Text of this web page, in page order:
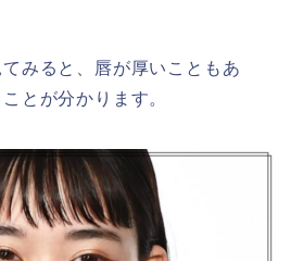
みると、唇が厚いこともあ
とが分かります。